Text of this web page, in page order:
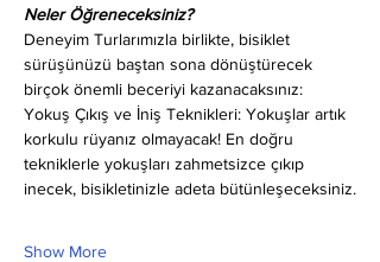
Neler Öğreneceksiniz?
Deneyim Turlarımızla birlikte, bisiklet
sürüşünüzü baştan sona dönüştürecek
birçok önemli beceriyi kazanacaksınız:
Yokuş Çıkış ve İniş Teknikleri: Yokuşlar artık
korkulu rüyanız olmayacak! En doğru
tekniklerle yokuşları zahmetsizce çıkıp
inecek, bisikletinizle adeta bütünleşeceksiniz.
Show More